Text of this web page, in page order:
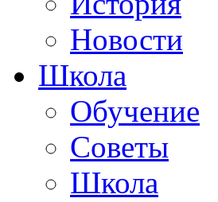
Новости
Школа
Обучение
Советы
Школа